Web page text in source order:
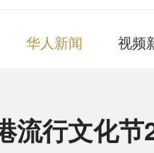
华人新闻 视频
流行文化